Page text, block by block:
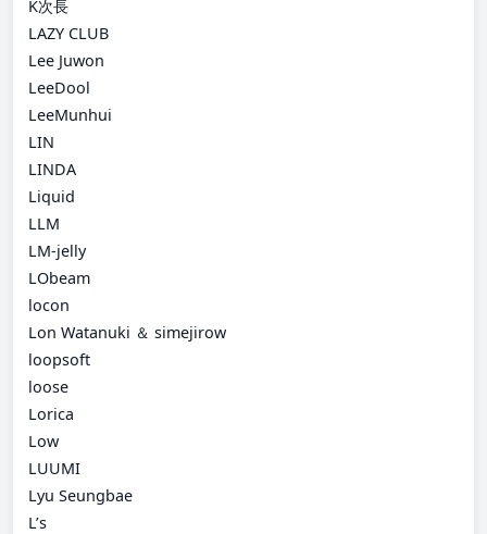
K次長
LAZY CLUB
Lee Juwon
LeeDool
LeeMunhui
LIN
LINDA
Liquid
LLM
LM-jelly
LObeam
locon
Lon Watanuki ＆ simejirow
loopsoft
loose
Lorica
Low
LUUMI
Lyu Seungbae
L’s